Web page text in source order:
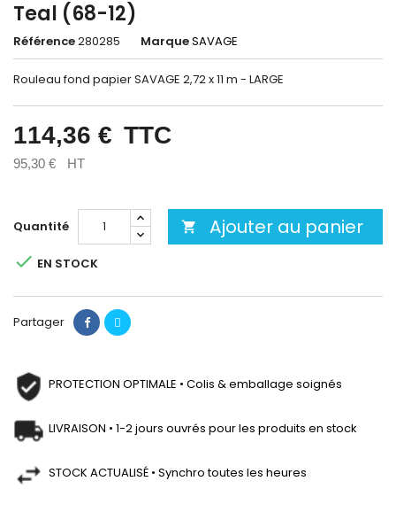
Teal (68-12)
Référence280285 MarqueSAVAGE
Rouleau fond papier SAVAGE 2,72 x 11 m - LARGE
114,36 € TTC
95,30 € HT
Quantité  Ajouter au panier
 EN STOCK
Partager
PROTECTION OPTIMALE • Colis & emballage soignés
LIVRAISON • 1-2 jours ouvrés pour les produits en stock
STOCK ACTUALISÉ • Synchro toutes les heures